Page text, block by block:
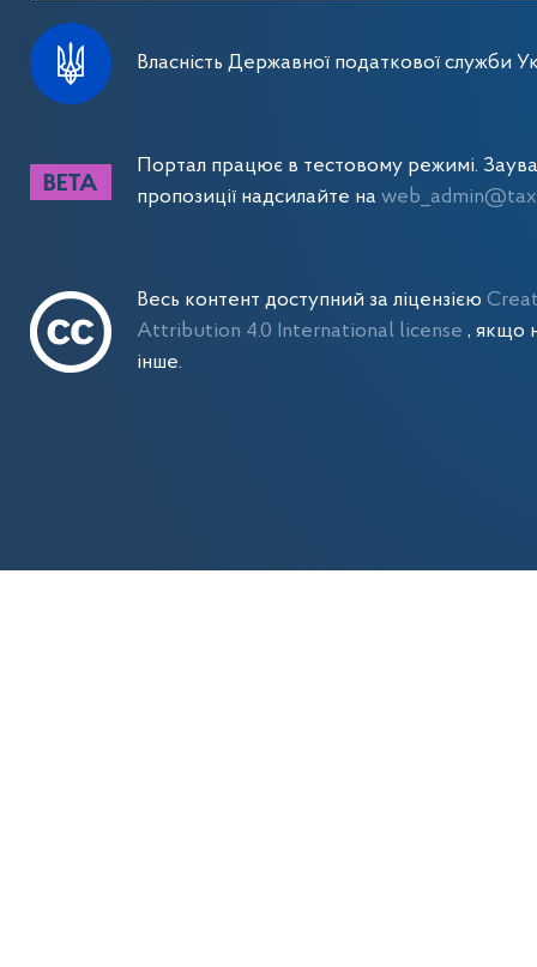
Власність Державної податкової служби
Портал працює в тестовому режимі.
пропозиції надсилайте на
Весь контент доступний за ліцензією
Attribution 4.0 International license, якщо
інше.